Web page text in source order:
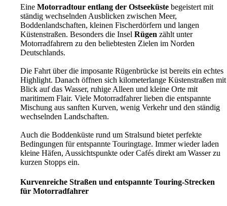
Eine Motorradtour entlang der Ostseeküste begeistert mit
ständig wechselnden Ausblicken zwischen Meer,
Boddenlandschaften, kleinen Fischerdörfern und langen
Küstenstraßen. Besonders die Insel Rügen zählt unter
Motorradfahrern zu den beliebtesten Zielen im Norden
Deutschlands.
Die Fahrt über die imposante Rügenbrücke ist bereits ein echtes
Highlight. Danach öffnen sich kilometerlange Küstenstraßen mit
Blick auf das Wasser, ruhige Alleen und kleine Orte mit
maritimem Flair. Viele Motorradfahrer lieben die entspannte
Mischung aus sanften Kurven, wenig Verkehr und den ständig
wechselnden Landschaften.
Auch die Boddenküste rund um Stralsund bietet perfekte
Bedingungen für entspannte Touringtage. Immer wieder laden
kleine Häfen, Aussichtspunkte oder Cafés direkt am Wasser zu
kurzen Stopps ein.
Kurvenreiche Straßen und entspannte Touring-Strecken
für Motorradfahrer